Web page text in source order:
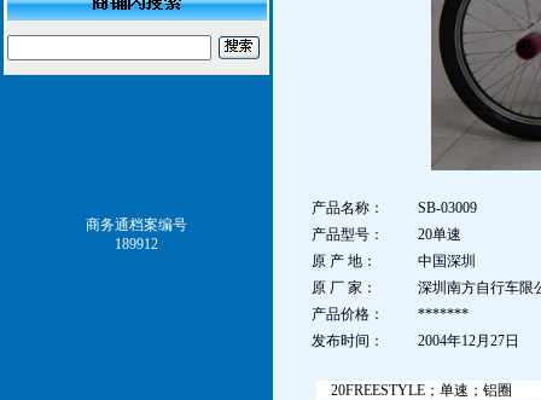
商务通档案编号
189912
产品名称：
SB-03009
产品型号：
20单速
原 产 地：
中国深圳
原 厂 家：
深圳南方自行车限
产品价格：
*******
发布时间：
2004年12月27日
20FREESTYLE；单速；铝圈